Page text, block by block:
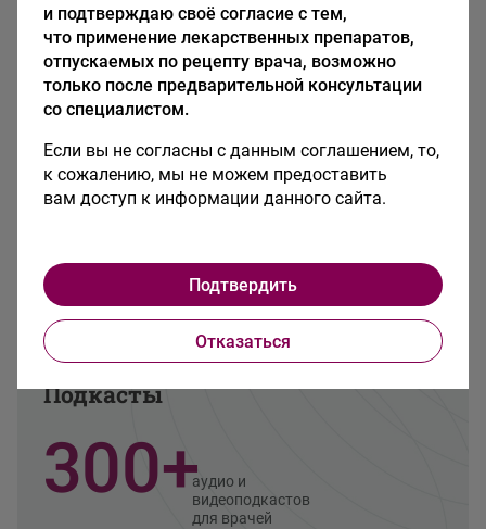
Информационные материалы
Библиотека
Подробнее
Подкасты
300+аудио и
видеоподкастов
для врачей
и подтверждаю своё согласие с тем,
что применение лекарственных препаратов,
отпускаемых по рецепту врача, возможно
только после предварительной консультации
со специалистом.
Если вы не согласны с данным соглашением, то,
к сожалению, мы не можем предоставить
вам доступ к информации данного сайта.
Отказаться
Подтвердить